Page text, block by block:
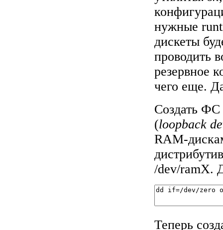
нужные
дискеты
проводить
резервное
чего еще.
Создать ФС
(loopback
RAM-
/dev/ramX.
Теперь